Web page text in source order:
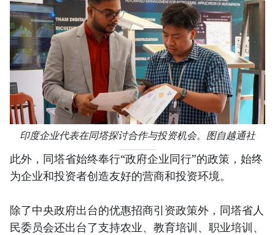
印度企业代表在同塔探讨合作与投资机会。图自越通社
此外，同塔省始终奉行“政府企业同行”的政策，始终
为企业和投资者创造友好的营商和投资环境。
除了中央政府出台的优惠招商引资政策外，同塔省人
民委员会还出台了支持农业、教育培训、职业培训、